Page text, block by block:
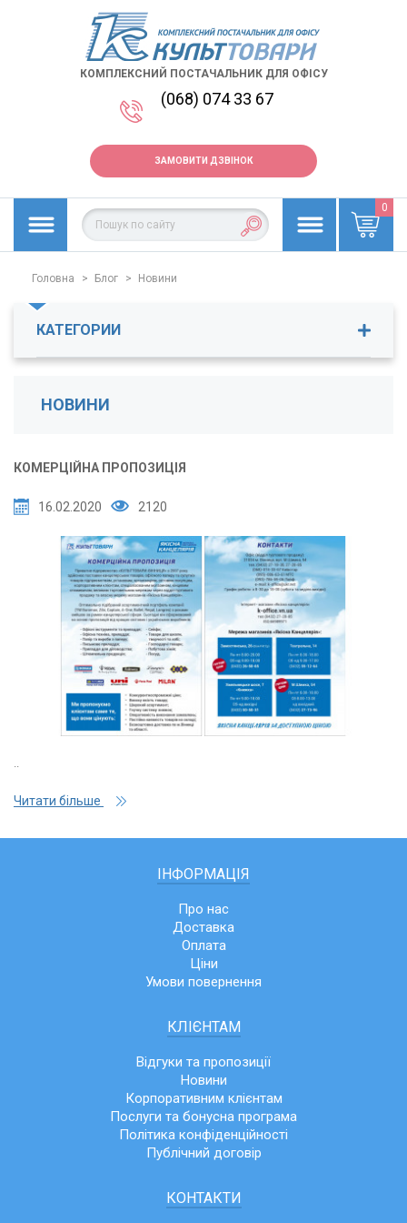
КОМПЛЕКСНИЙ ПОСТАЧАЛЬНИК ДЛЯ ОФІСУ
(068) 074 33 67
ЗАМОВИТИ ДЗВІНОК
0
Головна > Блог > Новини
НОВИНИ
КОМЕРЦІЙНА ПРОПОЗИЦІЯ
16.02.2020 2120
..
Читати більше
КАТЕГОРИИ
ІНФОРМАЦІЯ
Про нас
Доставка
Оплата
Ціни
Умови повернення
КЛІЄНТАМ
Відгуки та пропозиції
Новини
Корпоративним клієнтам
Послуги та бонусна програма
Політика конфіденційності
Публічний договір
КОНТАКТИ